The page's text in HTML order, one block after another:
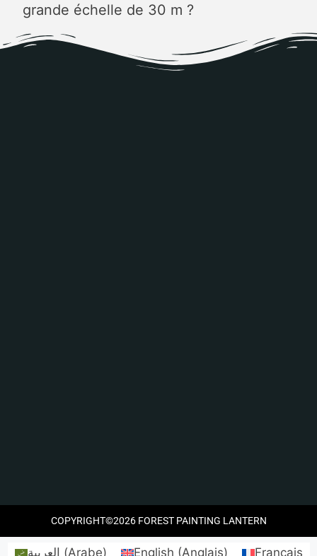
grande échelle de 30 m ?
COPYRIGHT©2026 FOREST PAINTING LANTERN
العربية (Arabe) English (Anglais) Français